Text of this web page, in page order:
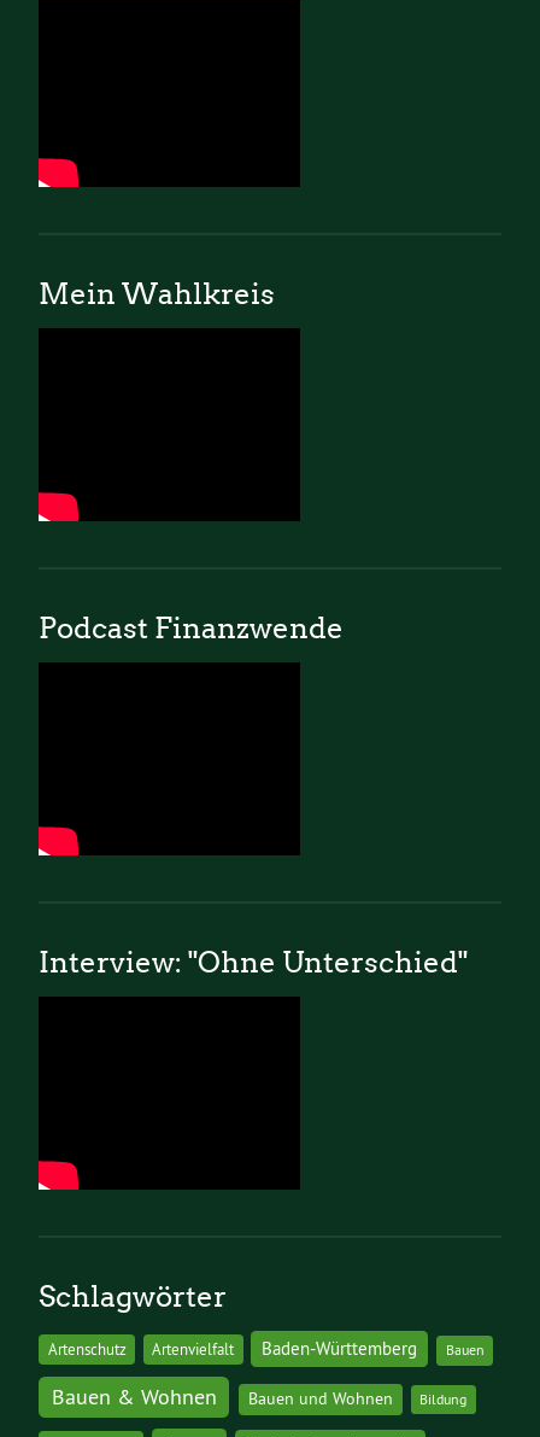
Mein Wahlkreis
Podcast Finanzwende
Interview: "Ohne Unterschied"
Schlagwörter
Artenschutz Artenvielfalt Baden-Württemberg Bauen
Bauen & Wohnen Bauen und Wohnen Bildung